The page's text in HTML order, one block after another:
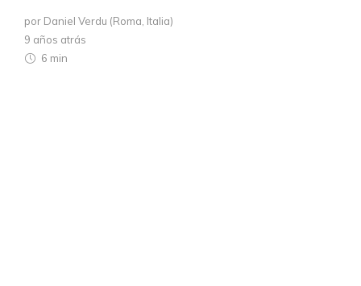
por Daniel Verdu (Roma, Italia)
9 años atrás
6 min